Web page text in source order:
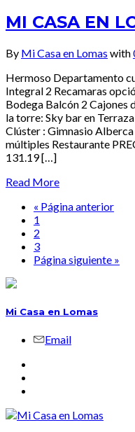
MI CASA EN
By Mi Casa en Lomas with
Hermoso Departamento
Integral 2 Recamaras
Bodega Balcón 2 Cajones
la torre: Sky bar en
Clúster : Gimnasio Alberca
múltiples Restaurante
131.19 […]
Read More
« Página anterior
1
2
3
Página siguiente »
Mi Casa en Lomas
Email